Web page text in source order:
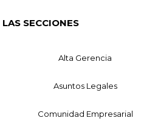
SECCIONES
Alta Gerencia
Asuntos Legales
Comunidad Empresarial